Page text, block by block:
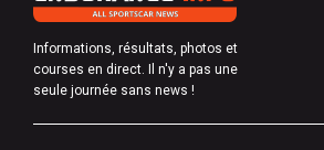
Informations, résultats, photos et
courses en direct. Il n'y a pas une
seule journée sans news !